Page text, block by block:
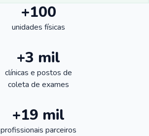
+100
unidades físicas
+3 mil
clínicas e postos de
coleta de exames
+19 mil
profissionais parceiros